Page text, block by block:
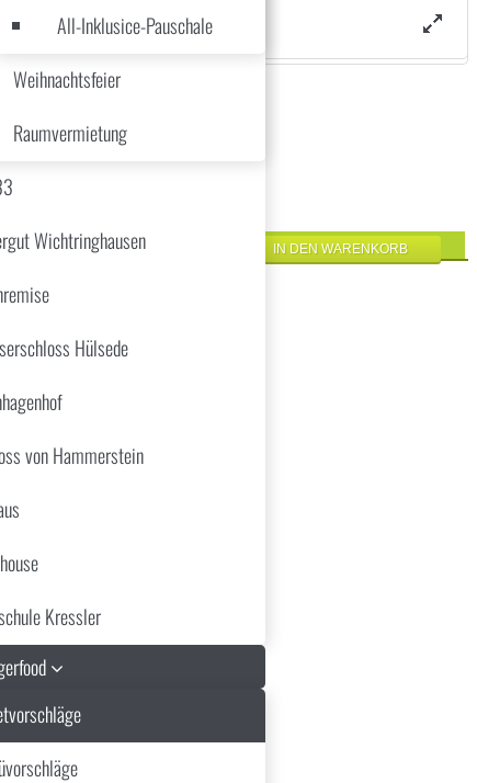
All-Inklusice-Pauschale
Weihnachtsfeier
Raumvermietung
Wichtringhausen
Hülsede
von Hammerstein
Kressler